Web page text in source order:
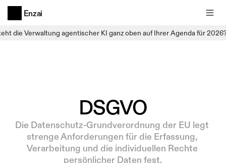
die Verwaltung agentischer KI ganz oben auf Ihrer Agenda für
Enzai
DSGVO
Die Datenschutz-Grundverordnung der EU legt
strenge Anforderungen für die Erfassung,
Verarbeitung und die individuellen Rechte
persönlicher Daten fest.